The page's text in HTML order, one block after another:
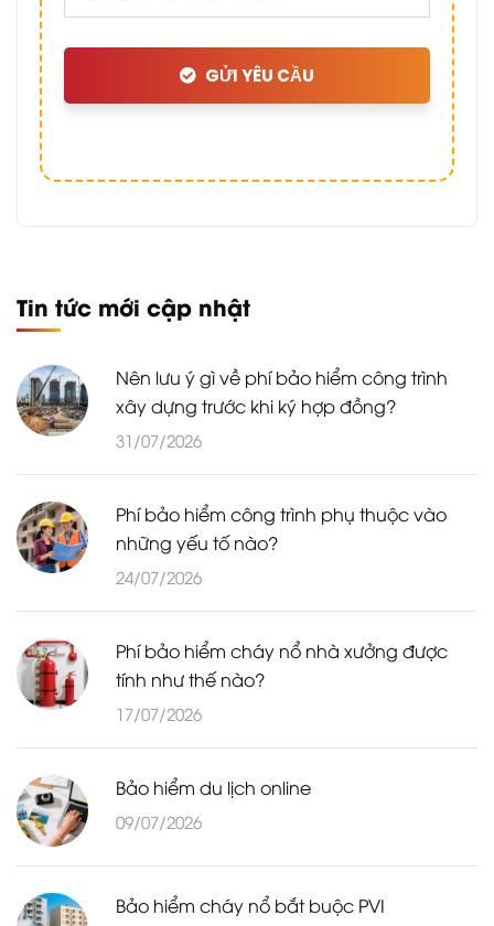
GỬI YÊU CẦU
Tin tức mới cập nhật
Nên lưu ý gì về phí bảo hiểm công trình
xây dựng trước khi ký hợp đồng?
31/07/2026
Phí bảo hiểm công trình phụ thuộc vào
những yếu tố nào?
24/07/2026
Phí bảo hiểm cháy nổ nhà xưởng được
tính như thế nào?
17/07/2026
Bảo hiểm du lịch online
09/07/2026
Bảo hiểm cháy nổ bắt buộc PVI